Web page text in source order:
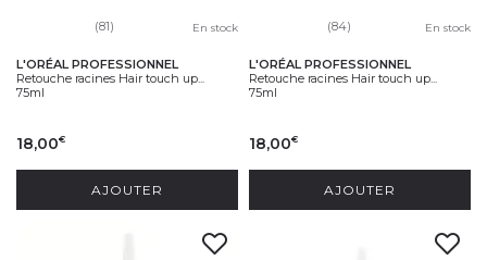
(81) En stock
L'ORÉAL PROFESSIONNEL
Retouche racines Hair touch up...
75ml
18,00€
AJOUTER
(84) En stock
L'ORÉAL PROFESSIONNEL
Retouche racines Hair touch up...
75ml
18,00€
AJOUTER